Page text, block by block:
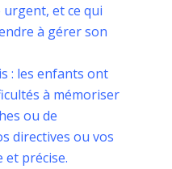
et ce qui
à gérer son
: les enfants ont
à mémoriser
ou de
directives ou vos
et précise.